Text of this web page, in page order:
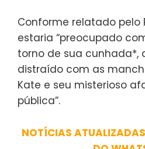
Conforme relatado pelo
estaria “preocupado
torno de sua cunhada*,
distraído com as
Kate e seu misterioso
pública”.
NOTÍCIAS